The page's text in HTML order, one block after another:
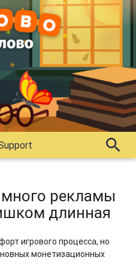
search
рекламы
длинная
игрового процесса, но
монетизационных